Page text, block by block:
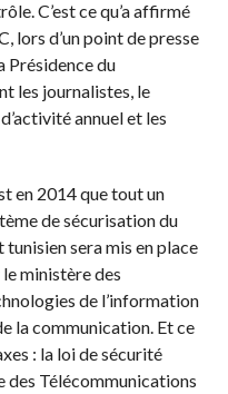
C’est ce qu’a affirmé
lors d’un point de presse
Présidence du
les journalistes, le
annuel et les
en 2014 que tout un
de sécurisation du
tunisien sera mis en place
ministère des
de l’information
la communication. Et ce
: la loi de sécurité
des Télécommunications